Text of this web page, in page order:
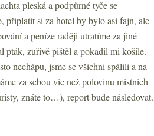
pleská a podpůrné tyče se
připlatit si za hotel by bylo asi fajn, ale
a peníze raději utratíme za jiné
pták, zuřivě pištěl a pokadil mi košile.
nechápu, jsme se všichni spálili a na
za sebou víc než polovinu místních
znáte to…), report bude následovat.